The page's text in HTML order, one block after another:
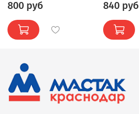
800 руб 840 руб